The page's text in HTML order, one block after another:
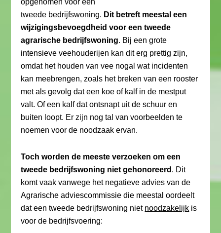
opgenomen voor een
tweede bedrijfswoning. Dit betreft meestal een
wijzigingsbevoegdheid voor een tweede
agrarische bedrijfswoning. Bij een grote
intensieve veehouderijen kan dit erg prettig zijn,
omdat het houden van vee nogal wat incidenten
kan meebrengen, zoals het breken van een rooster
met als gevolg dat een koe of kalf in de mestput
valt. Of een kalf dat ontsnapt uit de schuur en
buiten loopt. Er zijn nog tal van voorbeelden te
noemen voor de noodzaak ervan.
Toch worden de meeste verzoeken om een
tweede bedrijfswoning niet gehonoreerd . Dit
komt vaak vanwege het negatieve advies van de
Agrarische adviescommissie die meestal oordeelt
dat een tweede bedrijfswoning niet noodzakelijk is
voor de bedrijfsvoering: